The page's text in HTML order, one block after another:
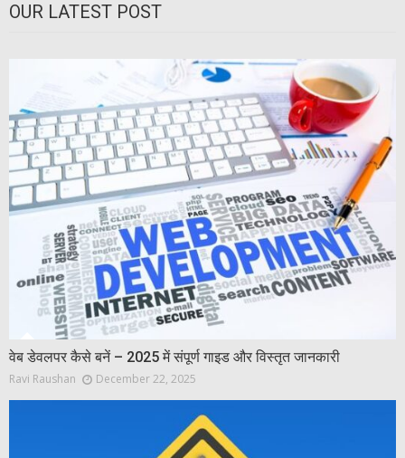
OUR LATEST POST
वेब डेवलपर कैसे बनें – 2025 में संपूर्ण गाइड और विस्तृत जानकारी
Ravi Raushan December 22, 2025